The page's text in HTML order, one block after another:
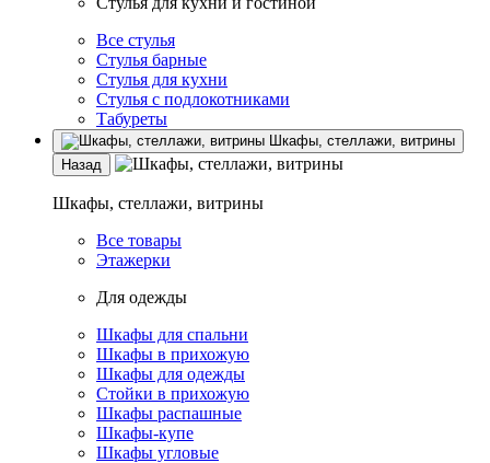
Все стулья
Стулья барные
Стулья для кухни
Стулья с подлокотниками
Табуреты
Шкафы, стеллажи, витрины
Назад
Шкафы, стеллажи, витрины
Все товары
Этажерки
Для одежды
Шкафы для спальни
Шкафы в прихожую
Шкафы для одежды
Стойки в прихожую
Шкафы распашные
Шкафы-купе
Шкафы угловые